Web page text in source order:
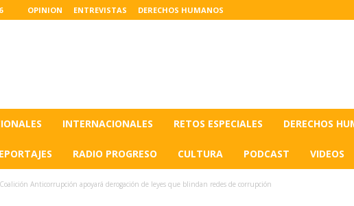
OPINION ENTREVISTAS DERECHOS HUMANOS
INTERNACIONALES RETOS ESPECIALES DERECHOS
RADIO PROGRESO CULTURA PODCAST VIDEOS
Coalición Anticorrupción apoyará derogación de leyes que blindan redes de corrupción